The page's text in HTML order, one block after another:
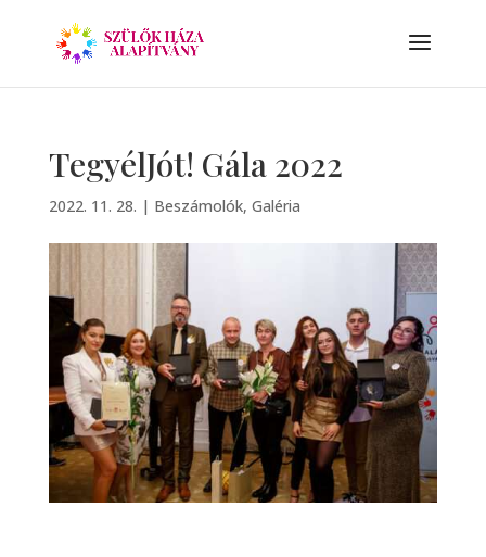
TegyélJót! Gála 2022
2022. 11. 28. | Beszámolók, Galéria